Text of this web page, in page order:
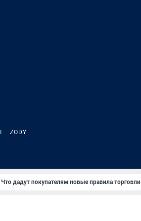
ZODY
Что дадут покупателям новые правила торговли